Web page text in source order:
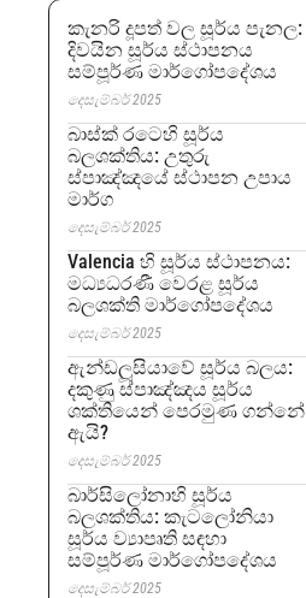
කැනරි දූපත් වල සූර්ය පැනල:
දිවයින සූර්ය ස්ථාපනය
සම්පූර්ණ මාර්ගෝපදේශය
දෙසැම්බර් 2025
බාස්ක් රටෙහි සූර්ය
බලශක්තිය: උතුරු
ස්පාඤ්ඤයේ ස්ථාපන උපාය
මාර්ග
දෙසැම්බර් 2025
Valencia හි සූර්ය ස්ථාපනය:
මධ්‍යධරණී වෙරළ සූර්ය
බලශක්ති මාර්ගෝපදේශය
දෙසැම්බර් 2025
ඇන්ඩලූසියාවේ සූර්ය බලය:
දකුණු ස්පාඤ්ඤය සූර්ය
ශක්තියෙන් පෙරමුණ ගන්නේ
ඇයි?
දෙසැම්බර් 2025
බාර්සිලෝනාහි සූර්ය
බලශක්තිය: කැටලෝනියා
සූර්ය ව්‍යාපෘති සඳහා
සම්පූර්ණ මාර්ගෝපදේශය
දෙසැම්බර් 2025